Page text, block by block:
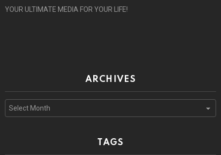
YOUR ULTIMATE MEDIA FOR YOUR LIFE!
ARCHIVES
Archives
TAGS